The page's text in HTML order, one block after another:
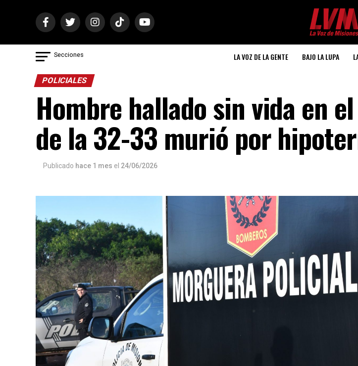
Secciones LA VOZ DE LA GENTE BAJO LA LUPA
POLICIALES
Hombre hallado sin vida en
de la 32-33 murió por
Publicado hace 1 mes el 24/06/2026